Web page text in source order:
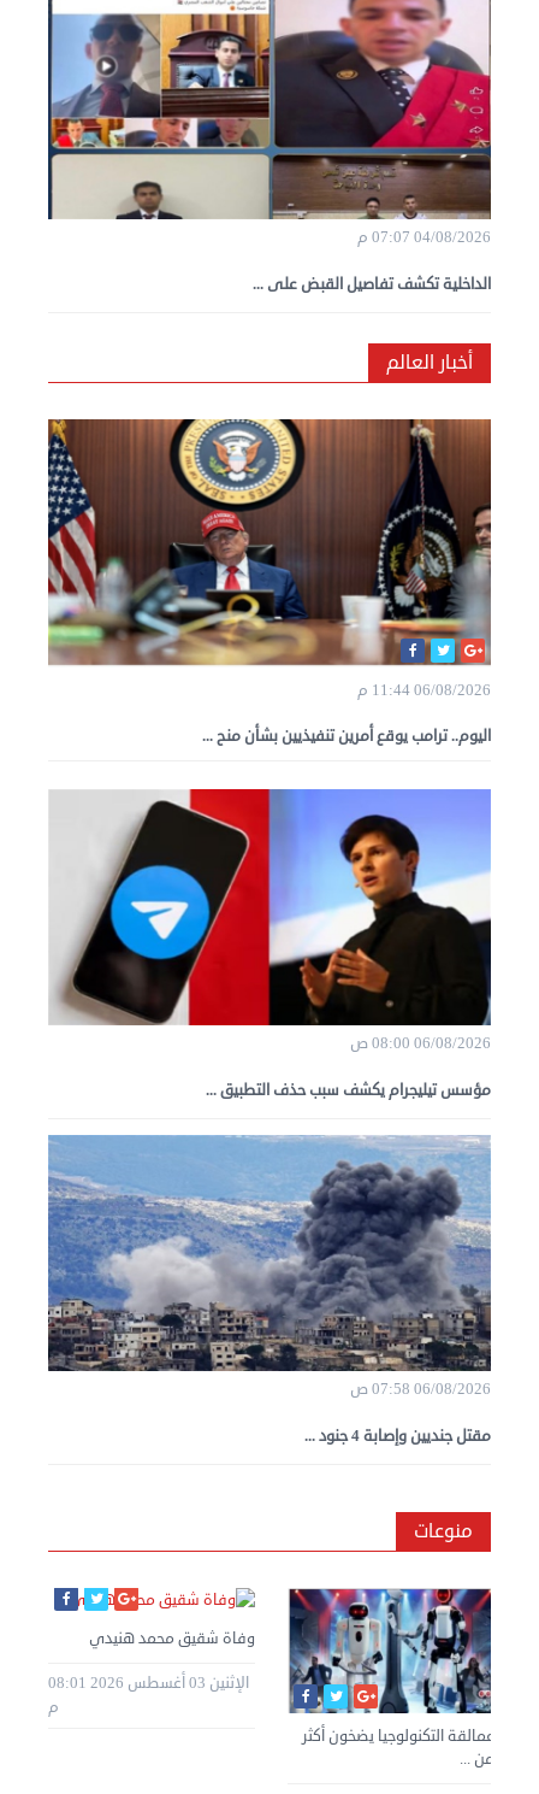
04/08/2026 07:07 م
الداخلية تكشف تفاصيل القبض على ...
أخبار العالم
06/08/2026 11:44 م
اليوم.. ترامب يوقع أمرين تنفيذيين بشأن منح ...
06/08/2026 08:00 ص
مؤسس تيليجرام يكشف سبب حذف التطبيق ...
06/08/2026 07:58 ص
مقتل جنديين وإصابة 4 جنود ...
منوعات
وفاة شقيق محمد هنيدي
الإثنين 03 أغسطس 2026 08:01
م
عمالقة التكنولوجيا يضخون أكثر
من ...